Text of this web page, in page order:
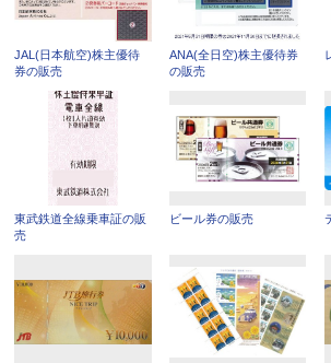
JAL(日本航空)株主優待
券の販売
ANA(全日空)株主優待券
の販売
東武鉄道全線乗車証の販
売
ビール券の販売